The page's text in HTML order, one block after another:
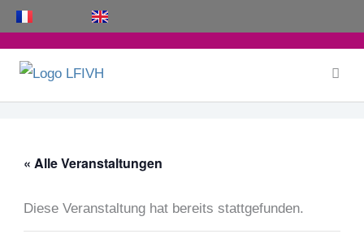
Zum
Inhalt
springen
« Alle Veranstaltungen
Diese Veranstaltung hat bereits stattgefunden.